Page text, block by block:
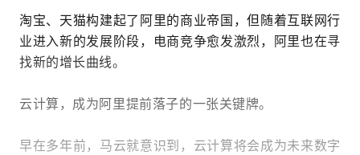
淘宝、天猫构建起了阿里的商业帝国，但随着互联网行
业进入新的发展阶段，电商竞争愈发激烈，阿里也在寻
找新的增长曲线。
云计算，成为阿里提前落子的一张关键牌。
早在多年前，马云就意识到，云计算将会成为未来数字